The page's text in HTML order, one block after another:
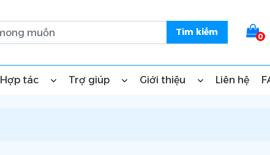
0
Hợp tác Trợ giúp Giới thiệu Liên hệ